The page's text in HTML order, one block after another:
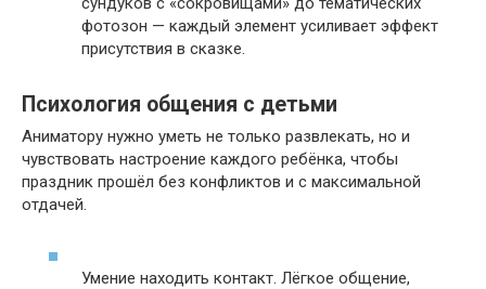
фотозон — каждый элемент усиливает эффект
присутствия в сказке.
Психология общения с детьми
Аниматору нужно уметь не только развлекать, но и
чувствовать настроение каждого ребёнка, чтобы
праздник прошёл без конфликтов и с максимальной
отдачей.
Умение находить контакт. Лёгкое общение,